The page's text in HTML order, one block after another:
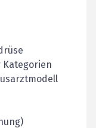
Kategorien